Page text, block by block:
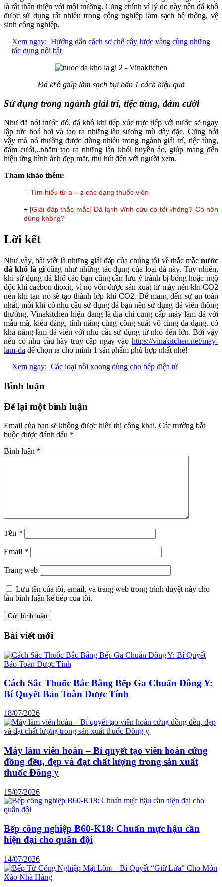
là rất thân thiện với môi trường. Cũng chính vì lý do này nên đá khô
được sử dụng rất nhiều trong công nghiệp làm sạch hệ thống, vệ
sinh công nghiệp.
Xem ngay: Hướng dẫn cách sơ chế cây lược vàng cùng những
tác dụng nổi bật
Đá khô giúp làm sạch bụi bẩn 1 cách hiệu quả
Sử dụng trong ngành giải trí, tiệc tùng, đám cưới
Như đã nói trước đó, đá khô khi tiếp xúc trực tiếp với nước sẽ ngay
lập tức hoá hơi và tạo ra những làn sương mù dày đặc. Cũng bởi
vậy mà nó thường được dùng nhiều trong ngành giải trí, tiệc tùng,
đám cưới,..nhằm tạo ra những làn khói huyền ảo, giúp mang đến
hiệu ứng hình ảnh đẹp mắt, thu hút đến với người xem.
Tham khảo thêm:
+ Tìm hiểu từ a – z các dạng thuốc viên
+ [Giải đáp thắc mắc] Đá lạnh vĩnh cửu có tốt không? Có nên
dùng không?
Lời kết
Như vậy, bài viết là những giải đáp của chúng tôi về thắc mắc nước
đá khô là gìcũng như những tác dụng của loại đá này. Tuy nhiên,
khi sử dụng đá khô các bạn cũng cần lưu ý tránh bị bỏng hoặc ngộ
độc khí cacbon dioxit, vì nó vốn được sản xuất từ máy nén khí CO2
nên khi tan nó sẽ tạo thành lớp khí CO2. Để mang đến sự an toàn
nhất, mỗi khi có nhu cầu sử dụng đá bạn nên sử dụng đá viên thông
thường. Vinakitchen hiện đang là địa chỉ cung cấp máy làm đá với
mẫu mã, kiểu dáng, tính năng cùng công suất vô cùng đa dạng. có
khả năng làm đá viên với nhu cầu sử dụng từ nhỏ đến lớn. Bởi vậy
nếu có nhu cầu hãy truy cập ngay vào https://vinakitchen.net/may-
lam-da để chọn ra cho mình 1 sản phẩm phù hợp nhất nhé!
Xem ngay: Các loại nồi xoong dùng cho bếp điện từ
Bình luận
Để lại một bình luận
Email của bạn sẽ không được hiển thị công khai. Các trường bắt
buộc được đánh dấu *
Bình luận *
Tên *
Email *
Trang web
Lưu tên của tôi, email, và trang web trong trình duyệt này cho
lần bình luận kế tiếp của tôi.
Bài viết mới
Cách Sắc Thuốc Bắc Bằng Bếp Ga Chuẩn Đông Y:
Bí Quyết Bảo Toàn Dược Tính
18/07/2026
Máy làm viên hoàn – Bí quyết tạo viên hoàn cứng
đồng đều, đẹp và đạt chất lượng trong sản xuất
thuốc Đông y
15/07/2026
Bếp công nghiệp B60-K18: Chuẩn mực hậu cần
hiện đại cho quân đội
14/07/2026